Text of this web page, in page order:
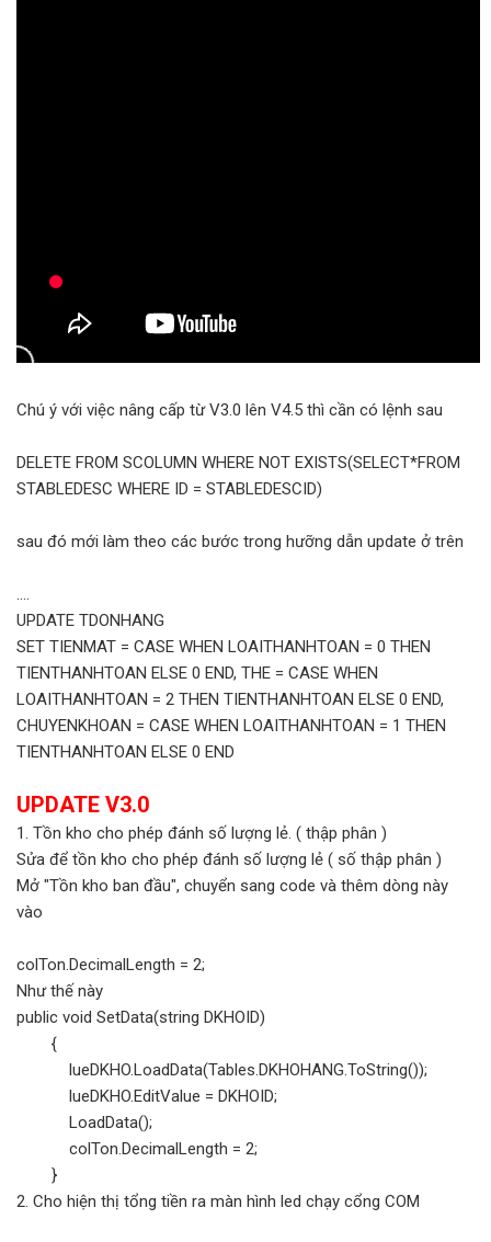
Chú ý với việc nâng cấp từ V3.0 lên V4.5 thì cần có lệnh sau
DELETE FROM SCOLUMN WHERE NOT EXISTS(SELECT*FROM
STABLEDESC WHERE ID = STABLEDESCID)
sau đó mới làm theo các bước trong hưỡng dẫn update ở trên
UPDATE TDONHANG
SET TIENMAT = CASE WHEN LOAITHANHTOAN = 0 THEN
TIENTHANHTOAN ELSE 0 END, THE = CASE WHEN
LOAITHANHTOAN = 2 THEN TIENTHANHTOAN ELSE 0 END,
CHUYENKHOAN = CASE WHEN LOAITHANHTOAN = 1 THEN
TIENTHANHTOAN ELSE 0 END
UPDATE V3.0
1. Tồn kho cho phép đánh số lượng lẻ. ( thập phân )
Sửa để tồn kho cho phép đánh số lượng lẻ ( số thập phân )
Mở "Tồn kho ban đầu", chuyển sang code và thêm dòng này
vào
colTon.DecimalLength = 2;
Như thế này
public void SetData(string DKHOID)
{
lueDKHO.LoadData(Tables. DKHOHANG.ToString());
lueDKHO.EditValue = DKHOID;
LoadData();
colTon.DecimalLength = 2;
}
2. Cho hiện thị tổng tiền ra màn hình led chạy cổng COM